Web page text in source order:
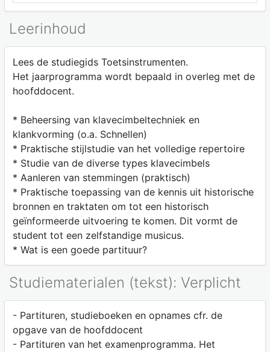
Leerinhoud
Lees de studiegids Toetsinstrumenten.
Het jaarprogramma wordt bepaald in overleg met de
hoofddocent.
* Beheersing van klavecimbeltechniek en
klankvorming (o.a. Schnellen)
* Praktische stijlstudie van het volledige repertoire
* Studie van de diverse types klavecimbels
* Aanleren van stemmingen (praktisch)
* Praktische toepassing van de kennis uit historische
bronnen en traktaten om tot een historisch
geïnformeerde uitvoering te komen. Dit vormt de
student tot een zelfstandige musicus.
* Wat is een goede partituur?
Studiematerialen (tekst): Verplicht
- Partituren, studieboeken en opnames cfr. de
opgave van de hoofddocent
- Partituren van het examenprogramma. Het